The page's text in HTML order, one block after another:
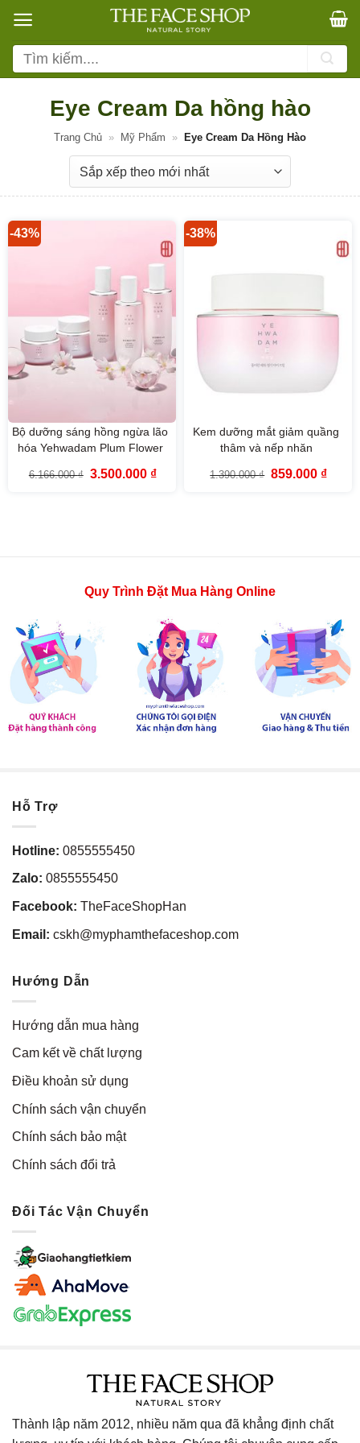
qua
nội
dung
Tìm
kiếm:
Eye Cream Da hồng hào
Trang Chủ » Mỹ Phẩm » Eye Cream Da Hồng Hào
-43%
Bộ dưỡng sáng hồng ngừa lão
hóa Yehwadam Plum Flower
(5SP)
6.166.000₫ Giá
3.500.000 ₫Giá
-38%
Kem dưỡng mắt giảm quầng
thâm và nếp nhăn
Revitalizing Eye Cream
1.390.000₫ Giá
859.000 ₫Giá
Quy Trình Đặt Mua Hàng Online
Hỗ Trợ
Hotline: 0855555450
Zalo: 0855555450
Facebook: TheFaceShopHan
Email: cskh@myphamthefaceshop.com
Hướng Dẫn
Hướng dẫn mua hàng
Cam kết về chất lượng
Điều khoản sử dụng
Chính sách vận chuyển
Chính sách bảo mật
Chính sách đổi trả
Đối Tác Vận Chuyển
Thành lập năm 2012, nhiều năm qua đã khẳng định chất